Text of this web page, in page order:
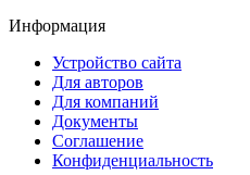
Информация
Устройство сайта
Для авторов
Для компаний
Документы
Соглашение
Конфиденциальность